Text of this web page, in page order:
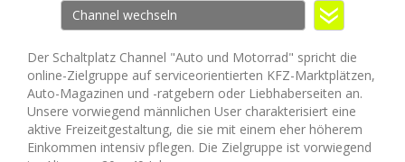
Channel wechseln
Der Schaltplatz Channel "Auto und Motorrad" spricht die
online-Zielgruppe auf serviceorientierten KFZ-Marktplätzen,
Auto-Magazinen und -ratgebern oder Liebhaberseiten an.
Unsere vorwiegend männlichen User charakterisiert eine
aktive Freizeitgestaltung, die sie mit einem eher höherem
Einkommen intensiv pflegen. Die Zielgruppe ist vorwiegend